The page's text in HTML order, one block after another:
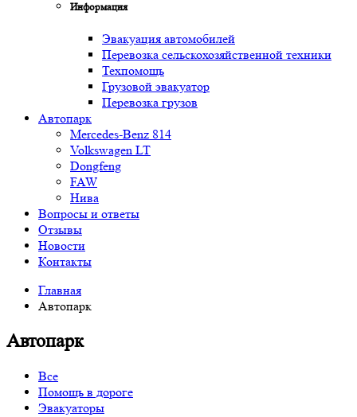
Информация
Эвакуация автомобилей
Перевозка сельскохозяйственной техники
Техпомощь
Грузовой эвакуатор
Перевозка грузов
Автопарк
Mercedes-Benz 814
Volkswagen LT
Dongfeng
FAW
Нива
Вопросы и ответы
Отзывы
Новости
Контакты
Главная
Автопарк
Автопарк
Все
Помощь в дороге
Эвакуаторы